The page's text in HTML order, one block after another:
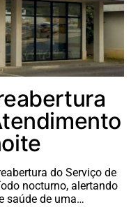
do Serviço de
nocturno, alertando
saúde de uma…